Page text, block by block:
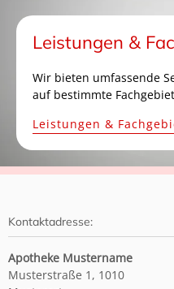
Leistungen &
Wir bieten umfassende
auf bestimmte
Leistungen &
Kontaktadresse:
Apotheke Mustername
Musterstraße 1, 1010